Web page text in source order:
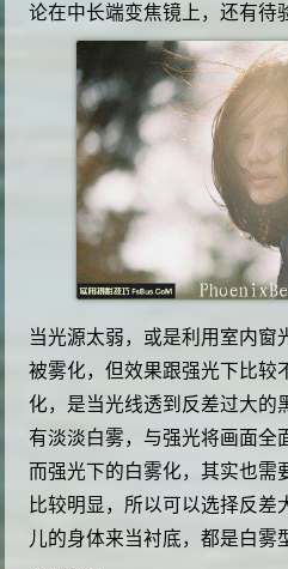
论在中长端变焦镜上，还有待
当光源太弱，或是利用室内窗
被雾化，但效果跟强光下比较
化，是当光线透到反差过大的
有淡淡白雾，与强光将画面全
而强光下的白雾化，其实也需
比较明显，所以可以选择反差
儿的身体来当衬底，都是白雾